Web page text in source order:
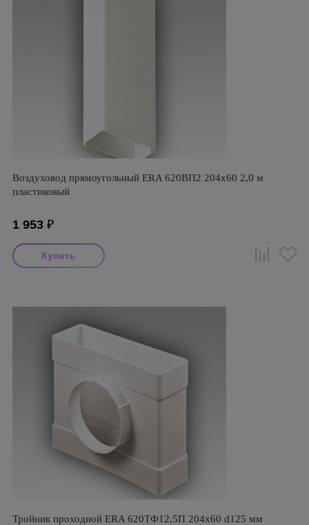
Воздуховод прямоугольный ERA 620ВП2 204х60 2,0 м
пластиковый
1 953 ₽
Тройник проходной ERA 620ТФ12,5П 204х60 d125 мм